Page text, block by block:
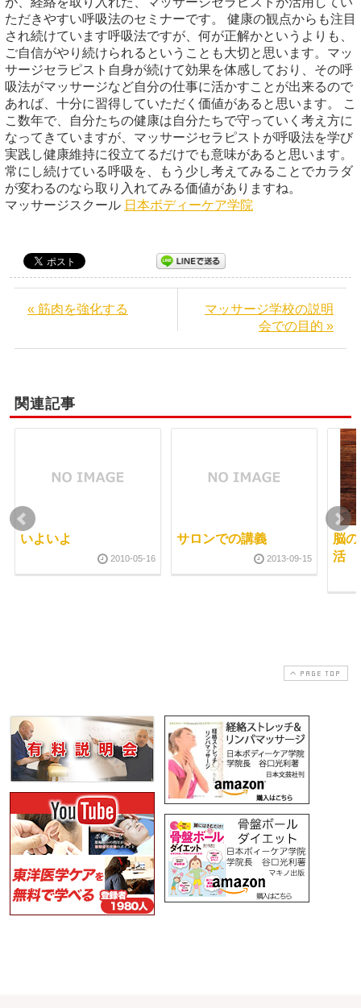
ただきやすい呼吸法のセミナーです。 健康の観点からも注目
され続けています呼吸法ですが、何が正解かというよりも、
ご自信がやり続けられるということも大切と思います。マッ
サージセラピスト自身が続けて効果を体感しており、その呼
吸法がマッサージなど自分の仕事に活かすことが出来るので
あれば、十分に習得していただく価値があると思います。 こ
こ数年で、自分たちの健康は自分たちで守っていく考え方に
なってきていますが、マッサージセラピストが呼吸法を学び
実践し健康維持に役立てるだけでも意味があると思います。
常にし続けている呼吸を、もう少し考えてみることでカラダ
が変わるのなら取り入れてみる価値がありますね。
マッサージスクール 日本ボディーケア学院
« 筋肉を強化する
マッサージ学校の説明
会での目的 »
関連記事
いよいよ
2010-05-16
サロンでの講義
2013-09-15
脳
活
PAGE TOP